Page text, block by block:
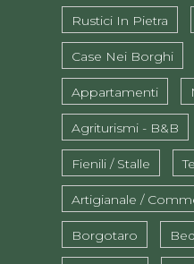
Rustici In Pietra
Case Nei Borghi
Appartamenti
Agriturismi - B&B
Fienili / Stalle
Artigianale /
Borgotaro